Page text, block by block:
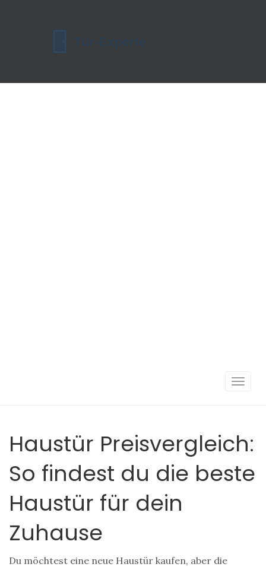
Haustür Preisvergleich:
So findest du die beste
Haustür für dein
Zuhause
Du möchtest eine neue Haustür kaufen, aber die